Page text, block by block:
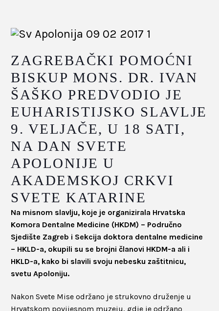
ZAGREBAČKI POMOĆNI
BISKUP MONS. DR. IVAN
ŠAŠKO PREDVODIO JE
EUHARISTIJSKO SLAVLJE
9. VELJAČE, U 18 SATI,
NA DAN SVETE
APOLONIJE U
AKADEMSKOJ CRKVI
SVETE KATARINE
Na misnom slavlju, koje je organizirala Hrvatska
Komora Dentalne Medicine (HKDM) – Područno
Sjedište Zagreb i Sekcija doktora dentalne medicine
– HKLD-a, okupili su se brojni članovi HKDM-a ali i
HKLD-a, kako bi slavili svoju nebesku zaštitnicu,
svetu Apoloniju.
Nakon Svete Mise održano je strukovno druženje u
Hrvatskom povijesnom muzeju, gdje je održano